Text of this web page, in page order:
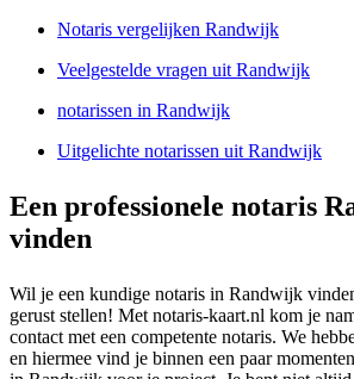
Notaris vergelijken Randwijk
Veelgestelde vragen uit Randwijk
notarissen in Randwijk
Uitgelichte notarissen uit Randwijk
Een professionele notaris
vinden
Wil je een kundige notaris in Randwijk
gerust stellen! Met notaris-kaart.nl kom je
contact met een competente notaris. We
en hiermee vind je binnen een paar